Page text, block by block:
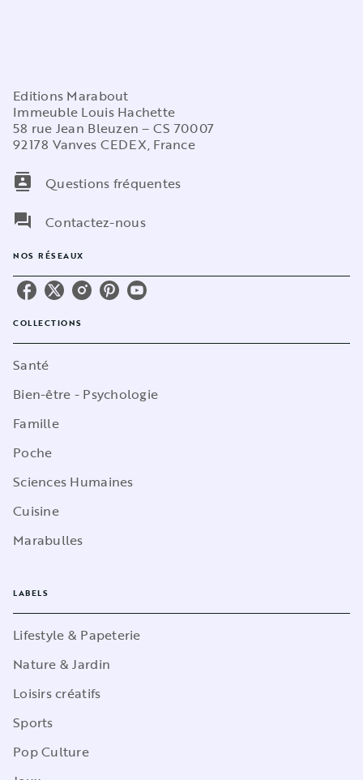
Editions Marabout
Immeuble Louis Hachette
58 rue Jean Bleuzen – CS 70007
92178 Vanves CEDEX, France
contacts
Questions fréquentes
question_answer
Contactez-nous
NOS RÉSEAUX
COLLECTIONS
Santé
Bien-être - Psychologie
Famille
Poche
Sciences Humaines
Cuisine
Marabulles
LABELS
Lifestyle & Papeterie
Nature & Jardin
Loisirs créatifs
Sports
Pop Culture